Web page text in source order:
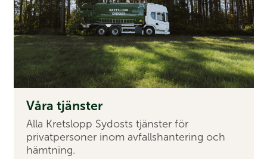
Våra tjänster
Alla Kretslopp Sydosts tjänster för
privatpersoner inom avfallshantering och
hämtning.